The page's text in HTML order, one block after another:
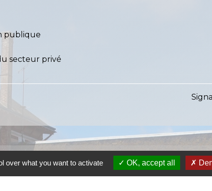
publique
secteur privé
over what you want to activate OK, accept all